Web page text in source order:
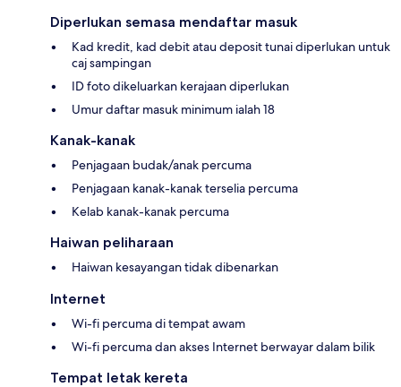
Diperlukan semasa mendaftar masuk
Kad kredit, kad debit atau deposit tunai diperlukan untuk
caj sampingan
ID foto dikeluarkan kerajaan diperlukan
Umur daftar masuk minimum ialah 18
Kanak-kanak
Penjagaan budak/anak percuma
Penjagaan kanak-kanak terselia percuma
Kelab kanak-kanak percuma
Haiwan peliharaan
Haiwan kesayangan tidak dibenarkan
Internet
Wi-fi percuma di tempat awam
Wi-fi percuma dan akses Internet berwayar dalam bilik
Tempat letak kereta